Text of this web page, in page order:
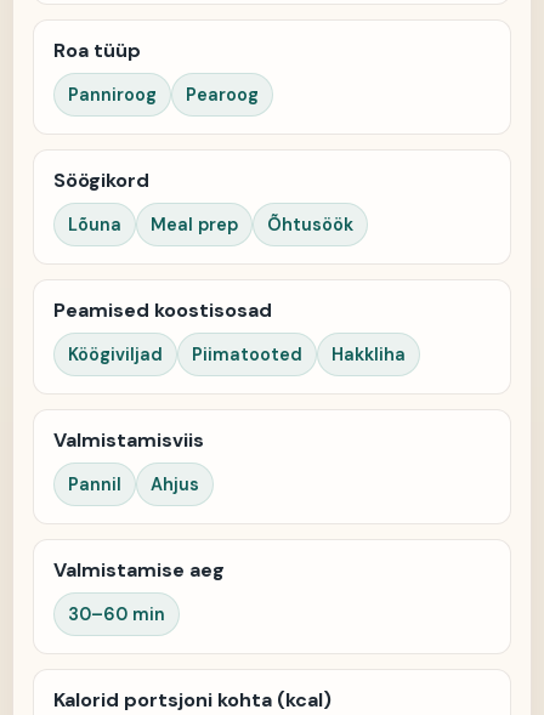
Roa tüüp
Panniroog Pearoog
Söögikord
Lõuna Meal prep Õhtusöök
Peamised koostisosad
Köögiviljad Piimatooted Hakkliha
Valmistamisviis
Pannil Ahjus
Valmistamise aeg
30–60 min
Kalorid portsjoni kohta (kcal)